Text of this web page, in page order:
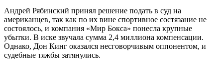
Андрей Рябинский принял решение подать в суд на
американцев, так как по их вине спортивное состязание не
состоялось, и компания «Мир Бокса» понесла крупные
убытки. В иске звучала сумма 2,4 миллиона компенсации.
Однако, Дон Кинг оказался несговорчивым оппонентом, и
судебные тяжбы затянулись.